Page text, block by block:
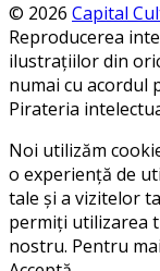
© 2026 Capital
Reproducerea
ilustrațiilor din
numai cu acordul
Pirateria
Noi utilizăm
o experiență de
tale și a vizitelor
permiți utilizarea
nostru. Pentru